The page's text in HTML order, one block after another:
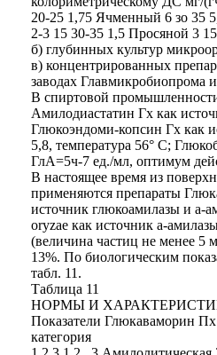
20-25 1,75 Ячменный 6 зо 35
2-3 15 30-35 1,5 Просяной 3
б) глубинных культур
в) концентрированных
заводах
В спиртовой
Амилодиастатин Гх как
Глюкоэндоми-копсин Гх как
5,8, температура 56° С;
ГлА=5ч-7 ед./мл, оптимум
В настоящее время из
применяются препараты
источник глюкоамилазы и а-
oryzae как источник а-
(величина частиц не менее 5
13%. По биологическим
табл. 11.
Таблица 11
НОРМЫ И
Показатели Глюкаваморин
категория